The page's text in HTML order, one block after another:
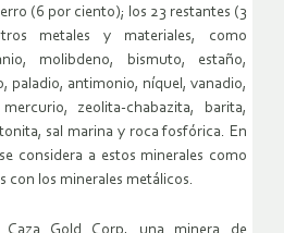
(6 por ciento); los 23 restantes (3
metales y materiales, como
molibdeno, bismuto, estaño,
paladio, antimonio, níquel, vanadio,
zeolita-chabazita, barita,
sal marina y roca fosfórica. En
considera a estos minerales como
con los minerales metálicos.